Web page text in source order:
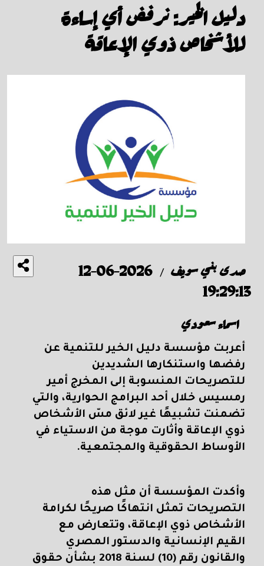
دليل الخير: نرفض أي إساءة
للأشخاص ذوي الإعاقة
صدى بني سويف /
2026-06-12
19:29:13
اسماء سعودي
أعربت مؤسسة دليل الخير للتنمية عن
رفضها واستنكارها الشديدين
للتصريحات المنسوبة إلى المخرج أمير
رمسيس خلال أحد البرامج الحوارية، والتي
تضمنت تشبيهًا غير لائق مسّ الأشخاص
ذوي الإعاقة وأثارت موجة من الاستياء في
الأوساط الحقوقية والمجتمعية.
وأكدت المؤسسة أن مثل هذه
التصريحات تمثل انتهاكًا صريحًا لكرامة
الأشخاص ذوي الإعاقة، وتتعارض مع
القيم الإنسانية والدستور المصري
والقانون رقم (10) لسنة 2018 بشأن حقوق